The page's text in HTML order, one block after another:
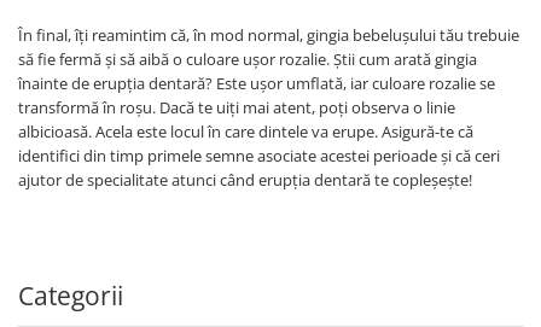
În final, îți reamintim că, în mod normal, gingia bebelușului tău trebuie
să fie fermă și să aibă o culoare ușor rozalie. Știi cum arată gingia
înainte de erupția dentară? Este ușor umflată, iar culoare rozalie se
transformă în roșu. Dacă te uiți mai atent, poți observa o linie
albicioasă. Acela este locul în care dintele va erupe. Asigură-te că
identifici din timp primele semne asociate acestei perioade și că ceri
ajutor de specialitate atunci când erupția dentară te copleșește!
Categorii